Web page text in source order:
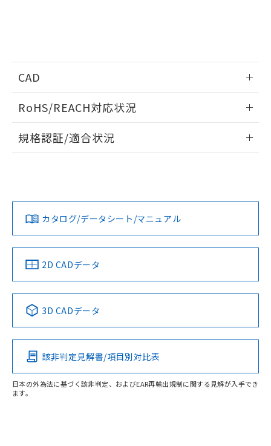
CAD
ドすることができます。
ログイン/会員登録
ダウンロードデータをご利用いただく前に、以下を必ずお読
みください。
ソフトウェアの使用条件
RoHS/REACH対応状況
EU RoHS 注意事項・凡例
対応済み
中国 RoHS 注意事項・凡例
Pb Hg Cd Cr(VI)
O
規格認証/適合状況
LR型式承認
（イギリス
船舶規格）
DNV型式承認
（ノルウェー
BV型式承認
（フランス
KR型式
（韓国
No No No No
この製品の規格認証/適合状況ページへ
その他の認証はこちらのページからご検索ください
カタログ/データシート/マニュアル
2D CADデータ
3D CADデータ
該非判定見解書/項目別対比表
日本の外為法に基づく該非判定、およびEAR再輸出規制に関する見解が入手でき
ます。
※当社の共同利用者とは、"個人情報
の共同利用に関して"
用者の範囲」に記載されている法人を
指します。
とができます。
EU RoHS指令（10物質）の非含有証明書
51物質の非含有証明書（当社基準）
※本証明書は発行日時点で非含有を証明す
ものではありません。
また、RoHS指令のフタル酸エステル類４
既に当社にて対応品への在庫切替を完了
していることから、特段のことがない限